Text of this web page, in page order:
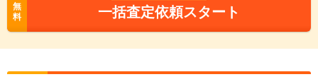
無
料
一括査定依頼スタート